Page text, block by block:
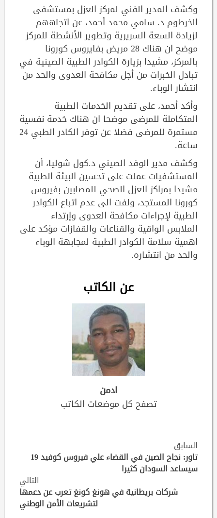
وكشف المدير الفني لمركز العزل بمستشفى
الخرطوم د. سامي محمد أحمد، عن اتجاههم
لزيادة السعة السريرية وتطوير الأنشطة للمركز
موضح ان هناك 28 مريض بفايروس كورونا
بالمركز، مشيدا بزيارة الكوادر الطبية الصينية في
تبادل الخبرات من أجل مكافحة العدوى والحد من
انتشار الوباء.
وأكد أحمد، على تقديم الخدمات الطبية
المتكاملة للمرضى موضحا ان هناك خدمة نفسية
مستمرة للمرضى فضلا عن توفر الكادر الطبي 24
ساعة.
وكشف مدير الوفد الصيني د.كول شوليا، أن
المستشفيات عملت على تحسين البيئة الطبية
مشيدا بمراكز العزل الصحي للمصابين بفيروس
كورونا المستجد، ولفت الى عدم اتباع الكوادر
الطبية لإجراءات مكافحة العدوى وإرتداء
الملابس الواقية والقناعات والقفازات مؤكد على
اهمية سلامة الكوادر الطبية لمجابهة الوباء
والحد من انتشاره.
عن الكاتب
ادمن
تصفح كل موضعات الكاتب
Continue
Reading
السابق
تاور: نجاح الصين في القضاء علي فيروس كوفيد 19
سيساعد السودان كثيرا
التالي
شركات بريطانية في هونغ كونغ تعرب عن دعمها
لتشريعات الأمن الوطني